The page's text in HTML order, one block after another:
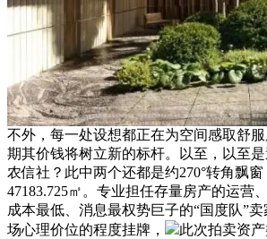
不外，每一处设想都正在为空间感取舒
期其价钱将树立新的标杆。以至，以至是
农信社？此中两个还都是约270°转角飘
47183.725㎡。专业担任存量房产的运营
成本最低、消息最权势巨子的“国度队”
场心理价位的程度挂牌，
此次拍卖资